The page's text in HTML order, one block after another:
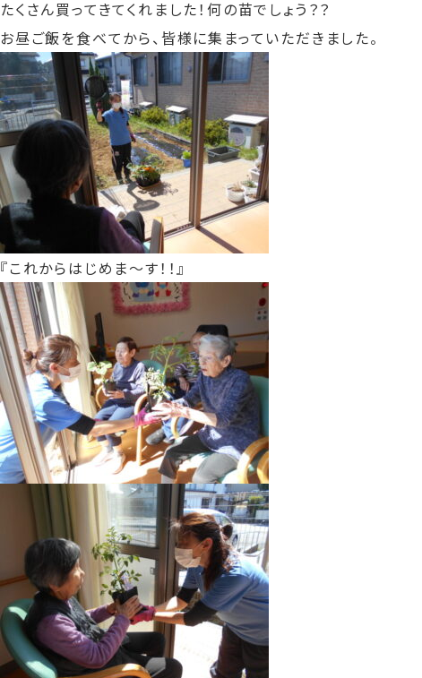
たくさん買ってきてくれました！何の苗でしょう？？
お昼ご飯を食べてから、皆様に集まっていただきました。
『これからはじめま～す！！』